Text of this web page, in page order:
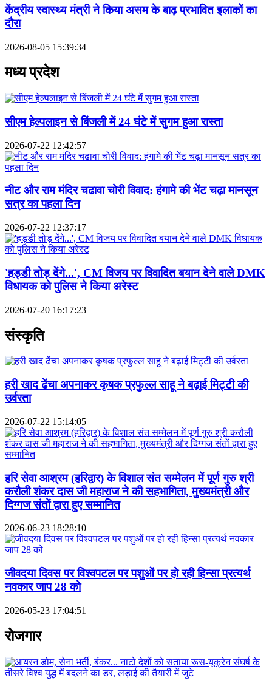
केंद्रीय स्वास्थ्य मंत्री ने किया असम के बाढ़ प्रभावित इलाकों का
दौरा
2026-08-05 15:39:34
मध्य प्रदेश
सीएम हेल्पलाइन से बिंजली में 24 घंटे में सुगम हुआ रास्ता
2026-07-22 12:42:57
नीट और राम मंदिर चढावा चोरी विवाद: हंगामे की भेंट चढ़ा मानसून
सत्र का पहला दिन
2026-07-22 12:37:17
'हड्डी तोड़ देंगे...', CM विजय पर विवादित बयान देने वाले DMK
विधायक को पुलिस ने किया अरेस्ट
2026-07-20 16:17:23
संस्कृति
हरी खाद ढेंचा अपनाकर कृषक प्रफुल्ल साहू ने बढ़ाई मिट्टी की
उर्वरता
2026-07-22 15:14:05
हरि सेवा आश्रम (हरिद्वार) के विशाल संत सम्मेलन में पूर्ण गुरु श्री
करौली शंकर दास जी महाराज ने की सहभागिता, मुख्यमंत्री और
दिग्गज संतों द्वारा हुए सम्मानित
2026-06-23 18:28:10
जीवदया दिवस पर विश्वपटल पर पशुओं पर हो रही हिन्सा प्रत्यर्थ
नवकार जाप 28 को
2026-05-23 17:04:51
रोजगार